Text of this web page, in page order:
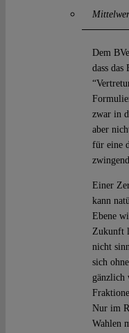
Dem
dass das
zwar in
aber
für eine
Einer
kann
Ebene
Zukunft
nicht
sich
gänzlich
Nur im
Wahlen